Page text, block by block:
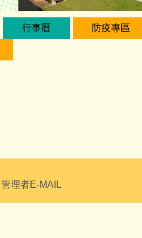
行事曆 防疫專區
管理者E-MAIL